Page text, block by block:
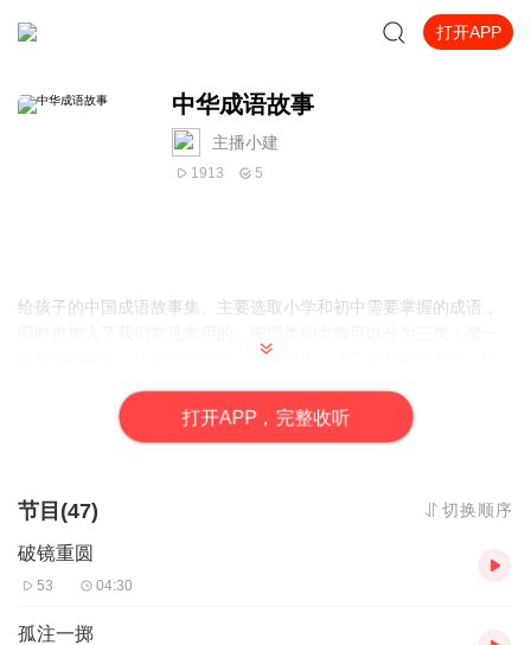
打开APP
中华成语故事
主播小建
1913 5
给孩子的中国成语故事集。主要选取小学和初中需要掌握的成语，
类是动物故事，比如惊弓之鸟、亡羊补牢；第二类是神话寓言，比
打开APP，完整收听
节目(47) 切换顺序
破镜重圆
53 04:30
孤注一掷